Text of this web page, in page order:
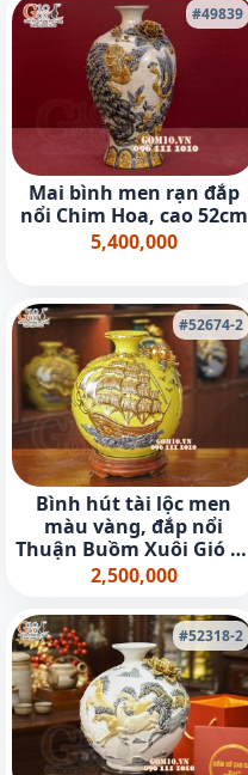
#49839
Mai bình men rạn đắp
nổi Chim Hoa, cao 52cm
5,400,000
#52674-2
Bình hút tài lộc men
màu vàng, đắp nổi
Thuận Buồm Xuôi Gió vẽ
vàng 24k, cao 22cm
2,500,000
#52318-2